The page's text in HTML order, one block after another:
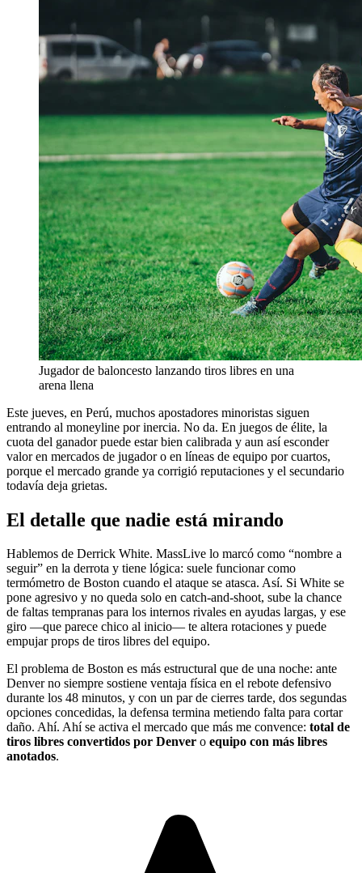
Jugador de baloncesto lanzando tiros libres en una
arena llena
Este jueves, en Perú, muchos apostadores minoristas siguen
entrando al moneyline por inercia. No da. En juegos de élite, la
cuota del ganador puede estar bien calibrada y aun así esconder
valor en mercados de jugador o en líneas de equipo por cuartos,
porque el mercado grande ya corrigió reputaciones y el secundario
todavía deja grietas.
El detalle que nadie está mirando
Hablemos de Derrick White. MassLive lo marcó como “nombre a
seguir” en la derrota y tiene lógica: suele funcionar como
termómetro de Boston cuando el ataque se atasca. Así. Si White se
pone agresivo y no queda solo en catch-and-shoot, sube la chance
de faltas tempranas para los internos rivales en ayudas largas, y ese
giro —que parece chico al inicio— te altera rotaciones y puede
empujar props de tiros libres del equipo.
El problema de Boston es más estructural que de una noche: ante
Denver no siempre sostiene ventaja física en el rebote defensivo
durante los 48 minutos, y con un par de cierres tarde, dos segundas
opciones concedidas, la defensa termina metiendo falta para cortar
daño. Ahí. Ahí se activa el mercado que más me convence: total de
tiros libres convertidos por Denver o equipo con más libres
anotados.